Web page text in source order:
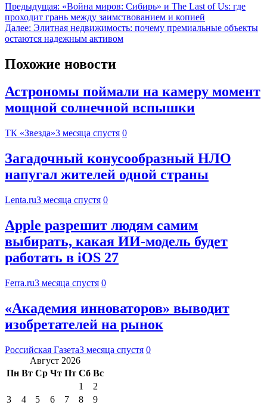
Предыдущая: «Война миров: Сибирь» и The Last of Us: где
проходит грань между заимствованием и копией
Далее: Элитная недвижимость: почему премиальные объекты
остаются надежным активом
Похожие новости
Астрономы поймали на камеру момент
мощной солнечной вспышки
ТК «Звезда»3 месяца спустя 0
Загадочный конусообразный НЛО
напугал жителей одной страны
Lenta.ru3 месяца спустя 0
Apple разрешит людям самим
выбирать, какая ИИ-модель будет
работать в iOS 27
Ferra.ru3 месяца спустя 0
«Академия инноваторов» выводит
изобретателей на рынок
Российская Газета3 месяца спустя 0
Август 2026
Пн Вт Ср Чт Пт Сб Вс
1
2
3
4 5 6 7 8
9